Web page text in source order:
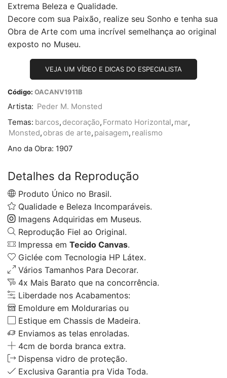
Extrema Beleza e Qualidade.
Decore com sua Paixão, realize seu Sonho e tenha sua
Obra de Arte com uma incrível semelhança ao original
exposto no Museu.
VEJA UM VÍDEO E DICAS DO ESPECIALISTA
Código: OACANV1911B
Artista: Peder M. Monsted
Temas: barcos, decoração, Formato Horizontal , mar,
Monsted, obras de arte, paisagem, realismo
Ano da Obra: 1907
Detalhes da Reprodução
Produto Único no Brasil.
Qualidade e Beleza Incomparáveis.
Imagens Adquiridas em Museus.
Reprodução Fiel ao Original.
Impressa em Tecido Canvas.
Giclée com Tecnologia HP Látex.
Vários Tamanhos Para Decorar.
4x Mais Barato que na concorrência.
Liberdade nos Acabamentos:
Emoldure em Moldurarias ou
Estique em Chassis de Madeira.
Enviamos as telas enroladas.
4cm de borda branca extra.
Dispensa vidro de proteção.
Exclusiva Garantia pra Vida Toda.